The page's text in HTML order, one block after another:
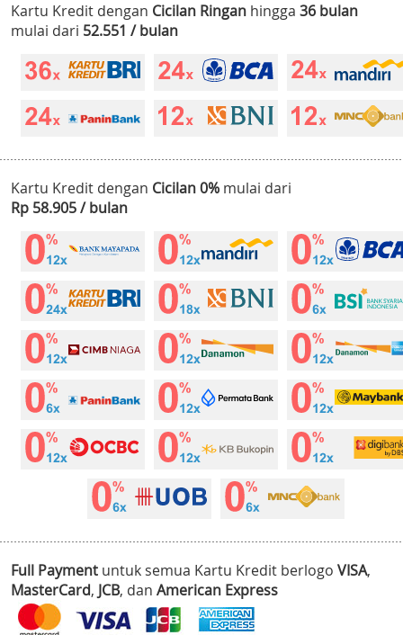
Kartu Kredit dengan Cicilan Ringan hingga 36 bulan
mulai dari 52.551 / bulan
Kartu Kredit dengan Cicilan 0% mulai dari
Rp 58.905 / bulan
Full Payment untuk semua Kartu Kredit berlogo VISA,
MasterCard, JCB, dan American Express